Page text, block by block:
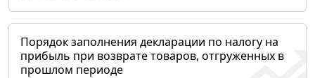
Порядок заполнения декларации по налогу на
прибыль при возврате товаров, отгруженных в
прошлом периоде